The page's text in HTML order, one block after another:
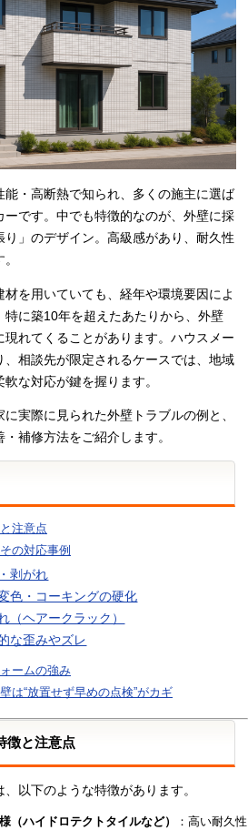
能・高断熱で知られ、多くの施主に選ば
です。中でも特徴的なのが、外壁に採
」のデザイン。高級感があり、耐久性
材を用いていても、経年や環境要因によ
特に築10年を超えたあたりから、外壁
れてくることがあります。ハウスメー
、相談先が限定されるケースでは、地域
な対応が鍵を握ります。
実際に見られた外壁トラブルの例と、
補修方法をご紹介します。
注意点
の対応事例
剥がれ
色・コーキングの硬化
（ヘアークラック）
な歪みやズレ
ームの強み
は“放置せず早めの点検”がカギ
徴と注意点
以下のような特徴があります。
（ハイドロテクトタイルなど）
：高い耐久性